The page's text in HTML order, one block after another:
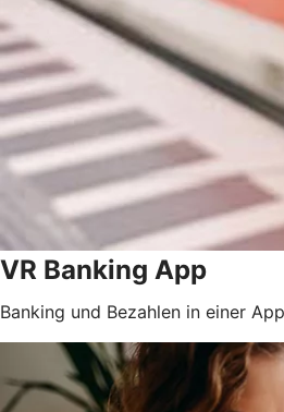
VR Banking App
Banking und Bezahlen in einer